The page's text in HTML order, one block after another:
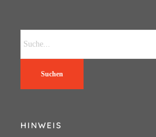
Suchen
HINWEIS